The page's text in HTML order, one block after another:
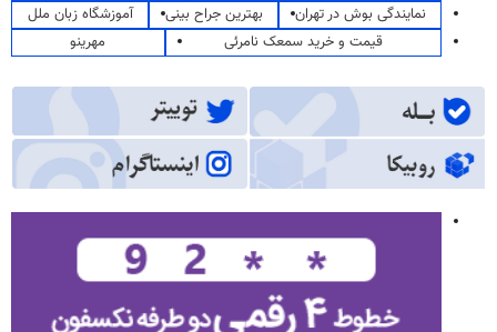
نمایندگی بوش در تهران
بهترین جراح بینی
آموزشگاه زبان ملل
قیمت و خرید سمعک نامرئی
مهرینو